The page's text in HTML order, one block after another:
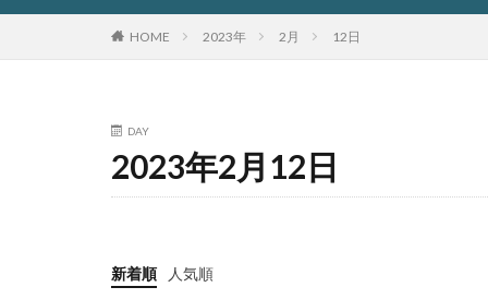
HOME 2023年 2月 12日
DAY
2023年2月12日
新着順 人気順